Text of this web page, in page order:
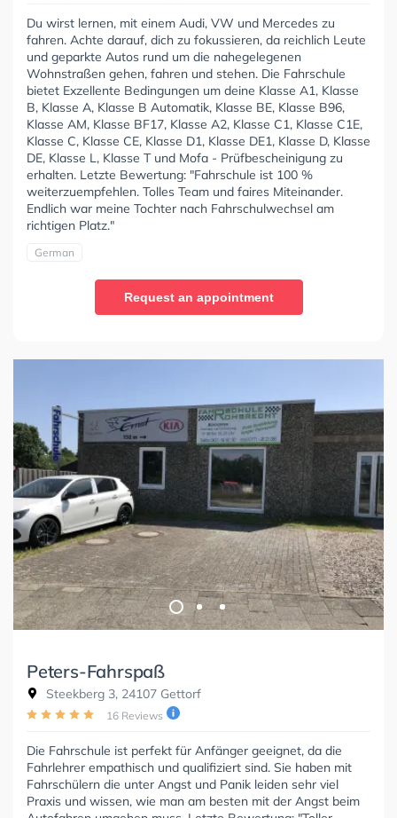
Du wirst lernen, mit einem Audi, VW und Mercedes zu
fahren. Achte darauf, dich zu fokussieren, da reichlich Leute
und geparkte Autos rund um die nahegelegenen
Wohnstraßen gehen, fahren und stehen. Die Fahrschule
bietet Exzellente Bedingungen um deine Klasse A1, Klasse
B, Klasse A, Klasse B Automatik, Klasse BE, Klasse B96,
Klasse AM, Klasse BF17, Klasse A2, Klasse C1, Klasse C1E,
Klasse C, Klasse CE, Klasse D1, Klasse DE1, Klasse D, Klasse
DE, Klasse L, Klasse T und Mofa - Prüfbescheinigung zu
erhalten. Letzte Bewertung: "Fahrschule ist 100 %
weiterzuempfehlen. Tolles Team und faires Miteinander.
Endlich war meine Tochter nach Fahrschulwechsel am
richtigen Platz."
German
Request an appointment
Peters-Fahrspaß
Steekberg 3, 24107 Gettorf
16 Reviews
Die Fahrschule ist perfekt für Anfänger geeignet, da die
Fahrlehrer empathisch und qualifiziert sind. Sie haben mit
Fahrschülern die unter Angst und Panik leiden sehr viel
Praxis und wissen, wie man am besten mit der Angst beim